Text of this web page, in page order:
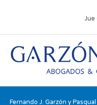
Fernando J. Garzón y